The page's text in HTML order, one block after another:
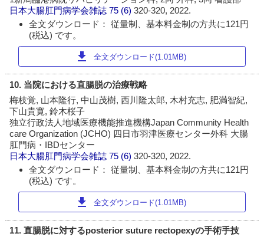
日本大腸肛門病学会雑誌 75 (6)320-320, 2022.
全文ダウンロード： 従量制、基本料金制の方共に121円
(税込) です。
download 全文ダウンロード(1.01MB)
10. 当院における直腸脱の治療戦略
梅枝覚, 山本隆行, 中山茂樹, 西川隆太郎, 木村充志, 肥満智紀,
下山貴寛, 鈴木桜子
独立行政法人地域医療機能推進機構Japan Community Health
care Organization (JCHO) 四日市羽津医療センター外科 大腸
肛門病・IBDセンター
日本大腸肛門病学会雑誌 75 (6)320-320, 2022.
全文ダウンロード： 従量制、基本料金制の方共に121円
(税込) です。
download 全文ダウンロード(1.01MB)
11. 直腸脱に対するposterior suture rectopexyの手術手技